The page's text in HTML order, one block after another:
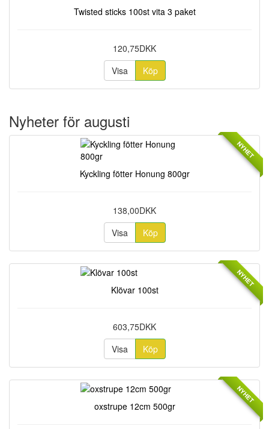
Twisted sticks 100st vita 3 paket
120,75DKK
Visa
Köp
Nyheter för augusti
NYHET
Kyckling fötter Honung 800gr
138,00DKK
Visa
Köp
NYHET
Klövar 100st
603,75DKK
Visa
Köp
NYHET
oxstrupe 12cm 500gr